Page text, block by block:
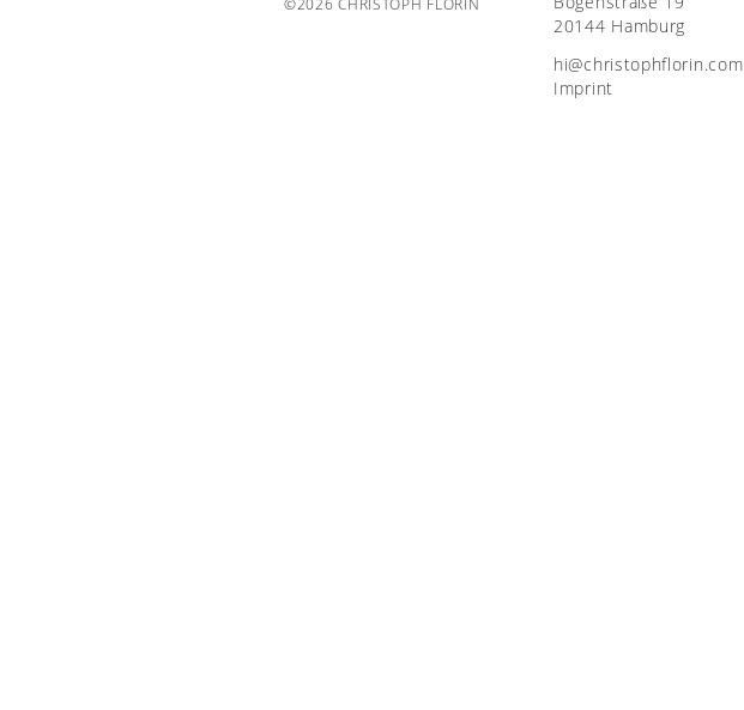
20144 Hamburg
moc.nirolfhpotsirhc@ih
Imprint